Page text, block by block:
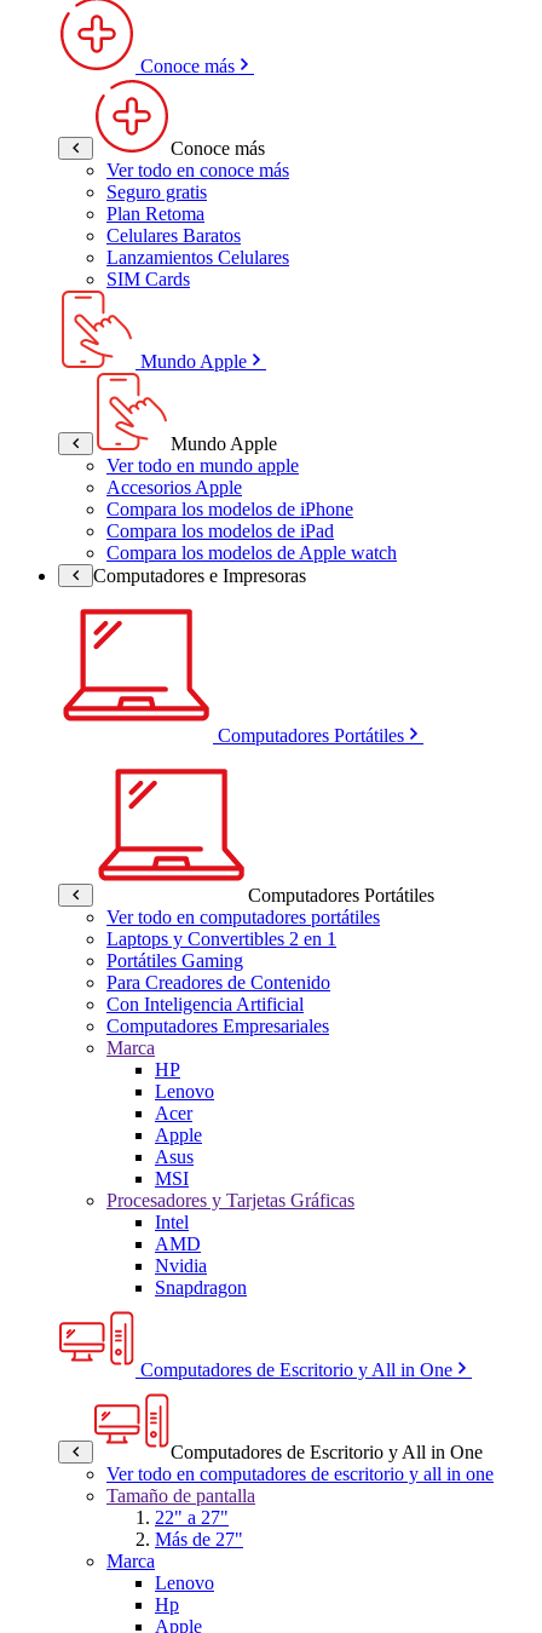
Conoce más
Conoce más
Ver todo en conoce más
Seguro gratis
Plan Retoma
Celulares Baratos
Lanzamientos Celulares
SIM Cards
Mundo Apple
Mundo Apple
Ver todo en mundo apple
Accesorios Apple
Compara los modelos de iPhone
Compara los modelos de iPad
Compara los modelos de Apple watch
Computadores e Impresoras
Computadores Portátiles
Computadores Portátiles
Ver todo en computadores portátiles
Laptops y Convertibles 2 en 1
Portátiles Gaming
Para Creadores de Contenido
Con Inteligencia Artificial
Computadores Empresariales
Marca
HP
Lenovo
Acer
Apple
Asus
MSI
Procesadores y Tarjetas Gráficas
Intel
AMD
Nvidia
Snapdragon
Computadores de Escritorio y All in One
Computadores de Escritorio y All in One
Ver todo en computadores de escritorio y all in one
Tamaño de pantalla
22" a 27"
Más de 27"
Marca
Lenovo
Hp
Apple